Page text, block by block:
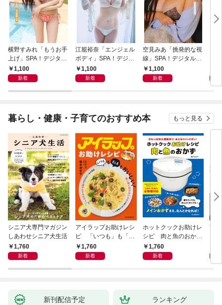
横野すみれ「もうお手
上げ」SPA！デジタル
写真集
1,100
新着
江籠裕奈「エンジェル
ボディ」SPA！デジタ
ル写真集
1,100
新着
空見みあ「挑発的な視
線」SPA！デジタル写
真集1,100
新着
の
暮らし・健康・子育てのおすすめ本 もっと見る
シニア犬専門マガジン
しあわせシニア犬生活
1,760
新着
アイラップお助けレシ
ピ 「いつも」も「も
しも」もおいしい！
1,760
新着
ホットクックお助けレ
シピ 肉と魚のおか
ず 少ない材料＆調味
料で、あとはスイッチ
1,760
新着
首
リ
昇
新刊配信予定 ランキング